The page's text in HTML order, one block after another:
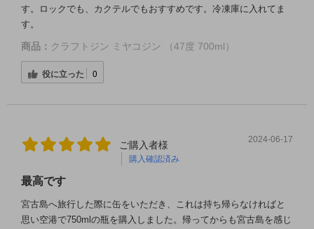
す。ロックでも、カクテルでもおすすめです。冷凍庫に入れてま
す。
商品： クラフトジン ミヤコジン （47度 700ml）
役に立った 0
ご購入者様
購入確認済み
2024-06-17
最高です
宮古島へ旅行した際に缶をいただき、これは持ち帰らなければと
思い空港で750mlの瓶を購入しました。帰ってからも宮古島を感じ